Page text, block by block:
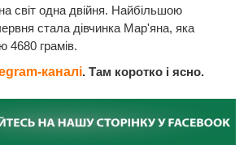
світ одна двійня. Найбільшою
стала дівчинка Мар'яна, яка
4680 грамів.
каналі. Там коротко і ясно.